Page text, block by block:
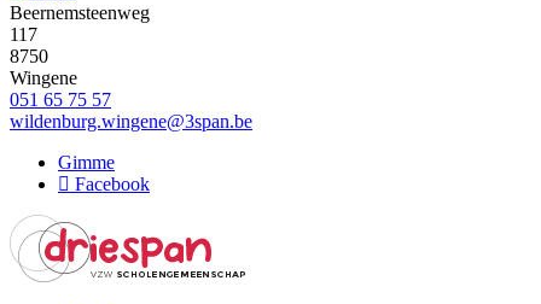
Beernemsteenweg
117
8750
Wingene
051 65 75 57
wildenburg.wingene@3span.be
Gimme
Facebook